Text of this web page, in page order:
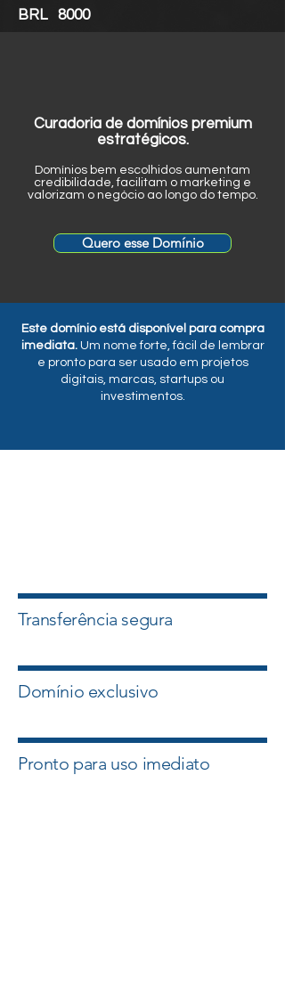
BRL 8000
Curadoria de domínios premium
estratégicos.
Domínios bem escolhidos aumentam
credibilidade, facilitam o marketing e
valorizam o negócio ao longo do tempo.
Quero esse Domínio
Este domínio está disponível para compra
imediata. Um nome forte, fácil de lembrar
e pronto para ser usado em projetos
digitais, marcas, startups ou
investimentos.
Transferência segura
Domínio exclusivo
Pronto para uso imediato